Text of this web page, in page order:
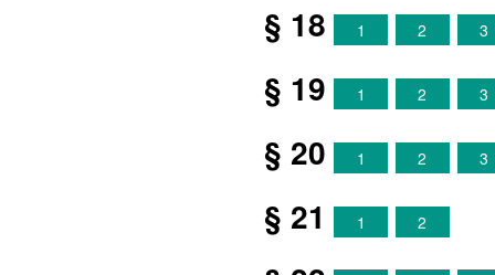
§ 18 1 2 3
§ 19 1 2 3
§ 20 1 2 3
§ 21 1 2